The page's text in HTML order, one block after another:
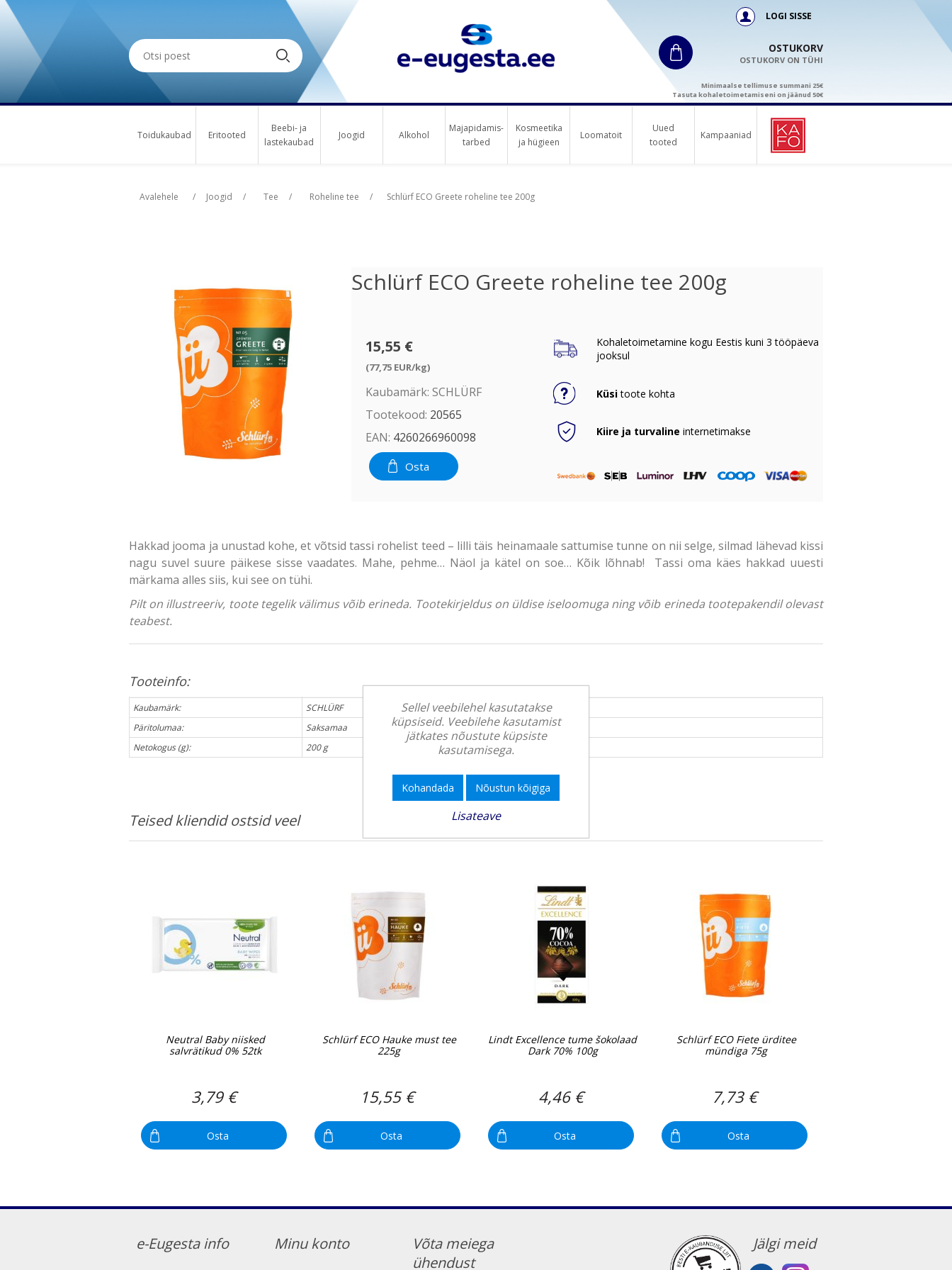
LOGI SISSE
OSTUKORV
OSTUKORV ON TÜHI
Minimaalse tellimuse summani 25€
Tasuta kohaletoimetamiseni on jäänud 50€
Toidukaubad Eritooted
Beebi- ja
lastekaubad
Joogid Alkohol
Majapidamis-
tarbed
Kosmeetika
ja hügieen
Loomatoit
Uued
tooted
Kampaaniad
Avalehele / Joogid / Tee / Roheline tee / Schlürf ECO Greete roheline tee 200g
Schlürf ECO Greete roheline tee 200g
15,55 €
(77,75 EUR/kg)
Kaubamärk: SCHLÜRF
Tootekood: 20565
EAN: 4260266960098
Osta
Kohaletoimetamine kogu Eestis kuni 3 tööpäeva
jooksul
Küsitoote kohta
Kiire ja turvaline internetimakse
Hakkad jooma ja unustad kohe, et võtsid tassi rohelist teed – lilli täis heinamaale sattumise tunne on nii selge, silmad lähevad kissi
nagu suvel suure päikese sisse vaadates. Mahe, pehme… Näol ja kätel on soe… Kõik lõhnab! Tassi oma käes hakkad uuesti
märkama alles siis, kui see on tühi.
Pilt on illustreeriv, toote tegelik välimus võib erineda. Tootekirjeldus on üldise iseloomuga ning võib erineda tootepakendil olevast
teabest.
Tooteinfo:
Kaubamärk:
SCHLÜRF
Päritolumaa:
Saksamaa
Netokogus (g):
200 g
Teised kliendid ostsid veel
Neutral Baby niisked
salvrätikud 0% 52tk
3,79 €
Osta
Schlürf ECO Hauke must tee
225g
15,55 €
Osta
Lindt Excellence tume šokolaad
Dark 70% 100g
4,46 €
Osta
Schlürf ECO Fiete ürditee
mündiga 75g
7,73 €
Osta
e-Eugesta info Minu konto
Võta meiega
ühendust
Jälgi meid
Sellel veebilehel kasutatakse
küpsiseid. Veebilehe kasutamist
jätkates nõustute küpsiste
kasutamisega.
Kohandada Nõustun kõigiga
Lisateave